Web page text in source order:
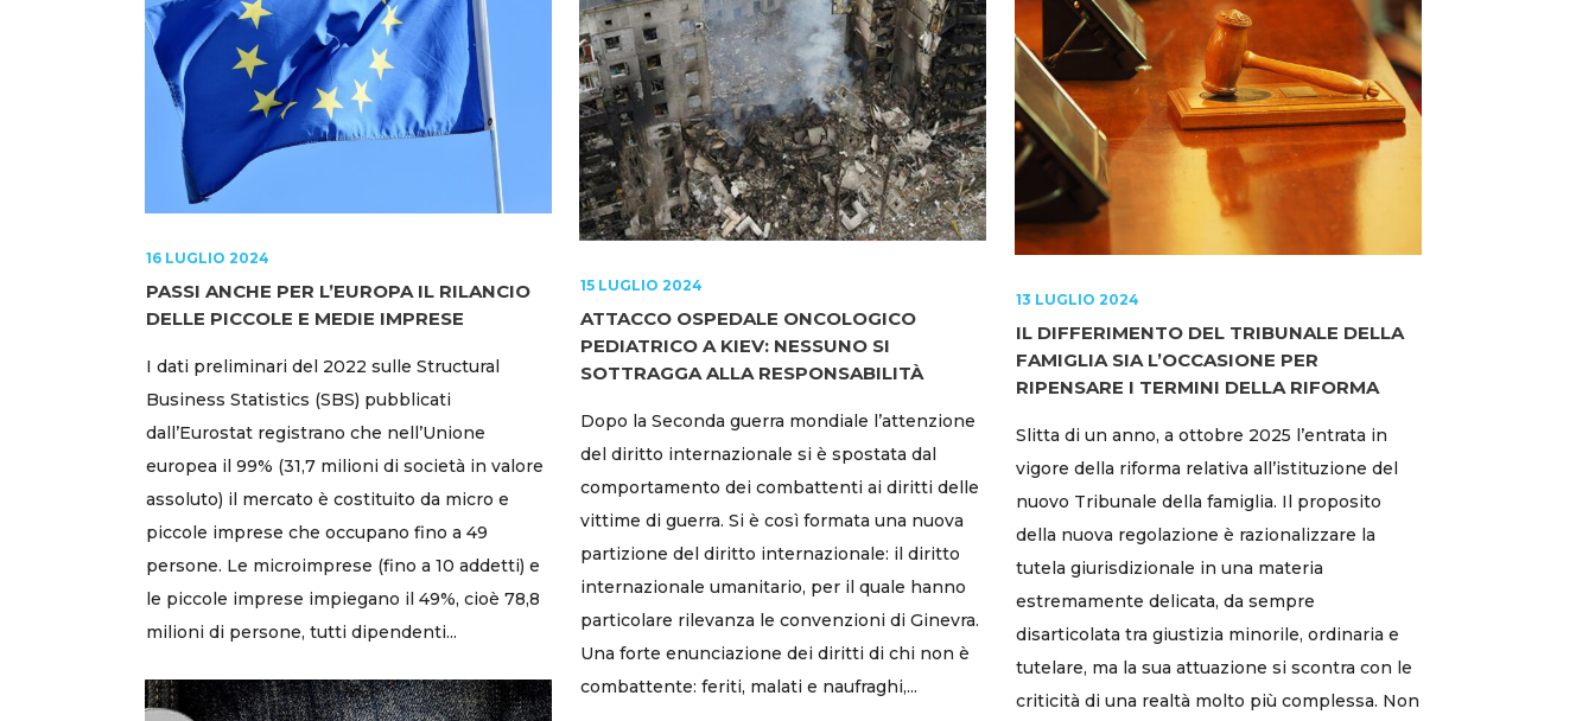
16 LUGLIO 2024
PASSI ANCHE PER L’EUROPA IL RILANCIO
DELLE PICCOLE E MEDIE IMPRESE
I dati preliminari del 2022 sulle Structural
Business Statistics (SBS) pubblicati
dall’Eurostat registrano che nell’Unione
europea il 99% (31,7 milioni di società in valore
assoluto) il mercato è costituito da micro e
piccole imprese che occupano fino a 49
persone. Le microimprese (fino a 10 addetti) e
le piccole imprese impiegano il 49%, cioè 78,8
milioni di persone, tutti dipendenti...
15 LUGLIO 2024
ATTACCO OSPEDALE ONCOLOGICO
PEDIATRICO A KIEV: NESSUNO SI
SOTTRAGGA ALLA RESPONSABILITÀ
Dopo la Seconda guerra mondiale l’attenzione
del diritto internazionale si è spostata dal
comportamento dei combattenti ai diritti delle
vittime di guerra. Si è così formata una nuova
partizione del diritto internazionale: il diritto
internazionale umanitario, per il quale hanno
particolare rilevanza le convenzioni di Ginevra.
Una forte enunciazione dei diritti di chi non è
combattente: feriti, malati e naufraghi,...
13 LUGLIO 2024
IL DIFFERIMENTO DEL TRIBUNALE DELLA
FAMIGLIA SIA L’OCCASIONE PER
RIPENSARE I TERMINI DELLA RIFORMA
Slitta di un anno, a ottobre 2025 l’entrata in
vigore della riforma relativa all’istituzione del
nuovo Tribunale della famiglia. Il proposito
della nuova regolazione è razionalizzare la
tutela giurisdizionale in una materia
estremamente delicata, da sempre
disarticolata tra giustizia minorile, ordinaria e
tutelare, ma la sua attuazione si scontra con le
criticità di una realtà molto più complessa. Non